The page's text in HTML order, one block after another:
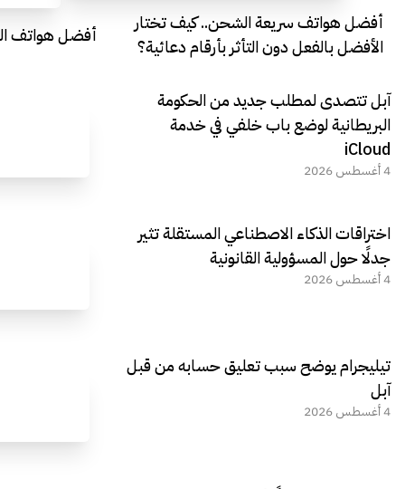
أفضل هواتف سريعة الشحن.. كيف تختار
الأفضل بالفعل دون التأثر بأرقام دعائية؟
أفضل هواتف
آبل تتصدى لمطلب جديد من الحكومة
البريطانية لوضع باب خلفي في خدمة
iCloud
4 أغسطس 2026
اختراقات الذكاء الاصطناعي المستقلة تثير
جدلًا حول المسؤولية القانونية
4 أغسطس 2026
تيليجرام يوضح سبب تعليق حسابه من قبل
آبل
4 أغسطس 2026